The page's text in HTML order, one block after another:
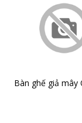
Bàn ghế giả mây